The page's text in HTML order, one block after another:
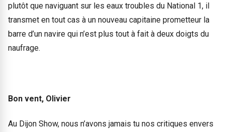
plutôt que naviguant sur les eaux troubles du National 1, il
transmet en tout cas à un nouveau capitaine prometteur la
barre d’un navire qui n’est plus tout à fait à deux doigts du
naufrage.
Bon vent, Olivier
Au Dijon Show, nous n’avons jamais tu nos critiques envers